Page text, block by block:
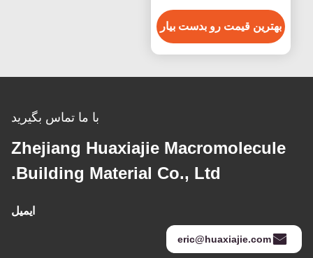
بهترین قیمت رو بدست بیار
با ما تماس بگیرید
Zhejiang Huaxiajie Macromolecule
Building Material Co., Ltd.
ایمیل
eric@huaxiajie.com